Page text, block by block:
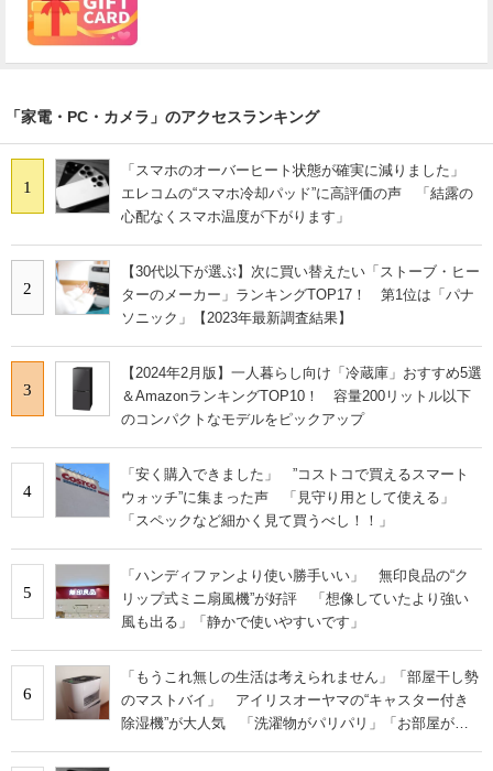
「家電・PC・カメラ」のアクセスランキング
1
「スマホのオーバーヒート状態が確実に減りました」
エレコムの“スマホ冷却パッド”に高評価の声 「結露の
心配なくスマホ温度が下がります」
2
【30代以下が選ぶ】次に買い替えたい「ストーブ・ヒー
ターのメーカー」ランキングTOP17！ 第1位は「パナ
ソニック」【2023年最新調査結果】
3
【2024年2月版】一人暮らし向け「冷蔵庫」おすすめ5選
＆AmazonランキングTOP10！ 容量200リットル以下
のコンパクトなモデルをピックアップ
4
「安く購入できました」 ”コストコで買えるスマート
ウォッチ”に集まった声 「見守り用として使える」
「スペックなど細かく見て買うべし！！」
5
「ハンディファンより使い勝手いい」 無印良品の“ク
リップ式ミニ扇風機”が好評 「想像していたより強い
風も出る」「静かで使いやすいです」
6
「もうこれ無しの生活は考えられません」「部屋干し勢
のマストバイ」 アイリスオーヤマの“キャスター付き
除湿機”が大人気 「洗濯物がパリパリ」「お部屋が快